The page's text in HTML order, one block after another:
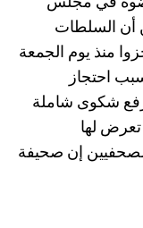
أن السلطات
منذ يوم الجمعة
احتجاز
شكوى شاملة
لها
إن صحيفة